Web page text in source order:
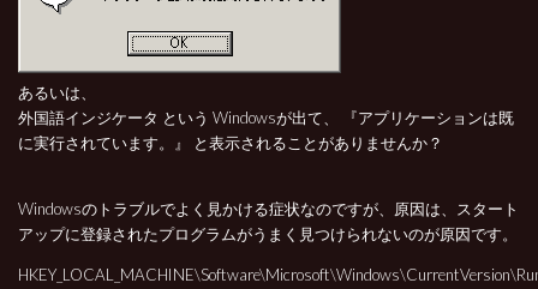
あるいは、
外国語インジケータ という Windowsが出て、 『アプリケーションは既
に実行されています。』 と表示されることがありませんか？
Windowsのトラブルでよく見かける症状なのですが、原因は、スタート
アップに登録されたプログラムがうまく見つけられないのが原因です。